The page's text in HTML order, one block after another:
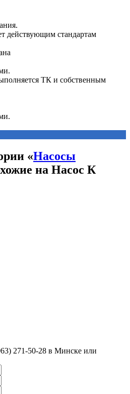
«Насосы
на Насос К
271-50-28 в Минске или